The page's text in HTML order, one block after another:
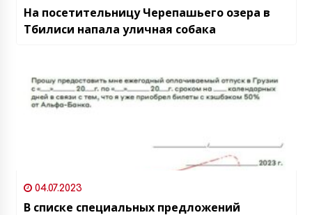
На посетительницу Черепашьего озера в
Тбилиси напала уличная собака
04.07.2023
В списке специальных предложений